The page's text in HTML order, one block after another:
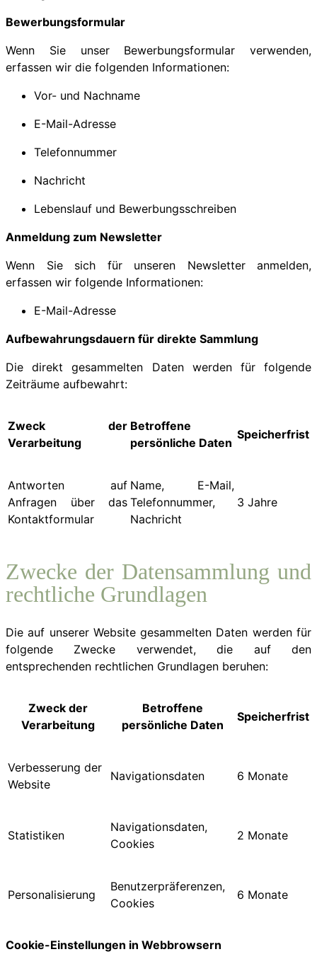
Bewerbungsformular
Wenn Sie unser Bewerbungsformular verwenden,
erfassen wir die folgenden Informationen:
Vor- und Nachname
E-Mail-Adresse
Telefonnummer
Nachricht
Lebenslauf und Bewerbungsschreiben
Anmeldung zum Newsletter
Wenn Sie sich für unseren Newsletter anmelden,
erfassen wir folgende Informationen:
E-Mail-Adresse
Aufbewahrungsdauern für direkte Sammlung
Die direkt gesammelten Daten werden für folgende
Zeiträume aufbewahrt:
Zweck der
Verarbeitung
Betroffene
persönliche Daten
Speicherfrist
Antworten auf
Anfragen über das
Kontaktformular
Name, E-Mail,
Telefonnummer,
Nachricht
3 Jahre
Zwecke der Datensammlung und
rechtliche Grundlagen
Die auf unserer Website gesammelten Daten werden für
folgende Zwecke verwendet, die auf den
entsprechenden rechtlichen Grundlagen beruhen:
Zweck der
Verarbeitung
Betroffene
persönliche Daten
Speicherfrist
Verbesserung der
Website
Navigationsdaten 6 Monate
Statistiken
Navigationsdaten,
Cookies
2 Monate
Personalisierung
Benutzerpräferenzen,
Cookies
6 Monate
Cookie-Einstellungen in Webbrowsern